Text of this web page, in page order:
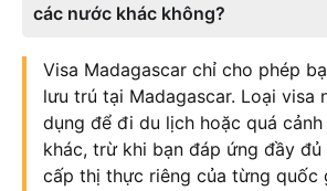
các nước khác không?
Visa Madagascar chỉ cho phép
lưu trú tại Madagascar. Loại visa
dụng để đi du lịch hoặc quá
khác, trừ khi bạn đáp ứng đầy
cấp thị thực riêng của từng quốc